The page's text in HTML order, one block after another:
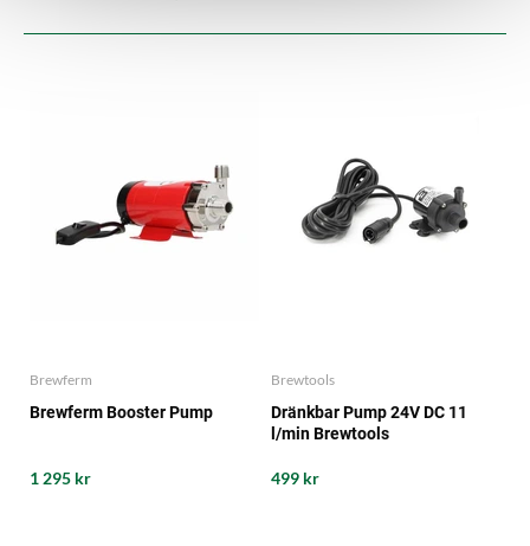
Brewferm
Brewferm Booster Pump
1 295 kr
Brewtools
Dränkbar Pump 24V DC 11
l/min Brewtools
499 kr